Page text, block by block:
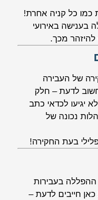
כמו כל קניה אחרת!
בענישה באירועי
להיזהר מכך.
של העבירה
לדעת – חלק
יגיעו לכדאי כתב
נכונה של
בעת החקירה!
ההפללה בעבירות
חייבים לדעת –